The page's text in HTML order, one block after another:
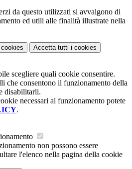
da questo utilizzati si avvalgono di
ed utili alle finalità illustrate nella
Accetta tutti i cookies
scegliere quali cookie consentire.
che consentono il funzionamento della
disabilitarli.
necessari al funzionamento potete
.
non possono essere
l'elenco nella pagina della cookie